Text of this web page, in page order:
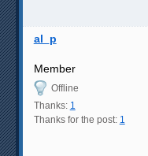
al_p
Member
Offline
Thanks: 1
Thanks for the post: 1